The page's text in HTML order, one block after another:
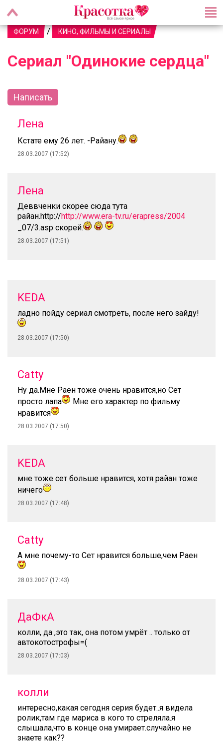
ФОРУМ / КИНО, ФИЛЬМЫ И СЕРИАЛЫ
Сериал "Одинокие сердца"
Написать
Лена
Кстате ему 26 лет. -Райану.
28.03.2007 (17:52)
Лена
Деввченки скорее сюда тута
райан.http://http://www.era-tv.ru/erapress/2004
_07/3.asp скорей.
28.03.2007 (17:51)
KEDA
ладно пойду сериал смотреть, после него зайду!
28.03.2007 (17:50)
Catty
Ну да.Мне Раен тоже очень нравится,но Сет
просто лапа
Мне его характер по фильму
нравится
28.03.2007 (17:50)
KEDA
мне тоже сет больше нравится, хотя райан тоже
ничего
28.03.2007 (17:48)
Catty
А мне почему-то Сет нравится больше,чем Раен
28.03.2007 (17:43)
ДаФкА
колли, да ,это так, она потом умрёт .. только от
автокотострофы=(
28.03.2007 (17:03)
колли
интересно,какая сегодня серия будет..я видела
ролик,там где мариса в кого то стреляла.я
слышала,что в конце она умирает.случайно не
знаете как??